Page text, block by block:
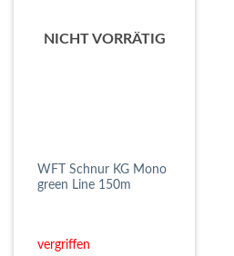
NICHT VORRÄTIG
WFT Schnur KG Mono
green Line 150m
vergriffen